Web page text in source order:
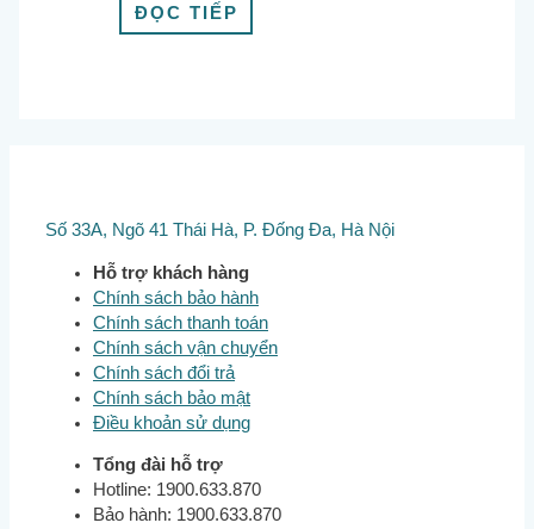
ĐỌC TIẾP
Số 33A, Ngõ 41 Thái Hà, P. Đống Đa, Hà Nội
Hỗ trợ khách hàng
Chính sách bảo hành
Chính sách thanh toán
Chính sách vận chuyển
Chính sách đổi trả
Chính sách bảo mật
Điều khoản sử dụng
Tổng đài hỗ trợ
Hotline: 1900.633.870
Bảo hành: 1900.633.870